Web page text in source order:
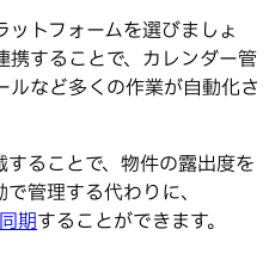
トフォームを選びましょ
携することで、カレンダー管
など多くの作業が自動化さ
ることで、物件の露出度を
管理する代わりに、
期することができます。